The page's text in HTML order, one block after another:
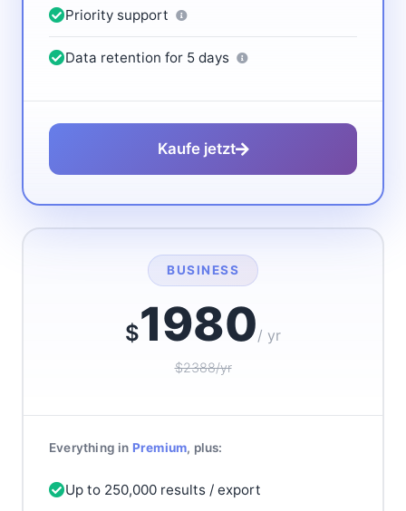
Priority support
Data retention for 5 days
Kaufe jetzt
BUSINESS
$1980/ yr
$2388/yr
Everything in Premium, plus:
Up to 250,000 results / export